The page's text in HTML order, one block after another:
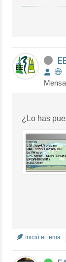
¿Lo has
Inició el tema